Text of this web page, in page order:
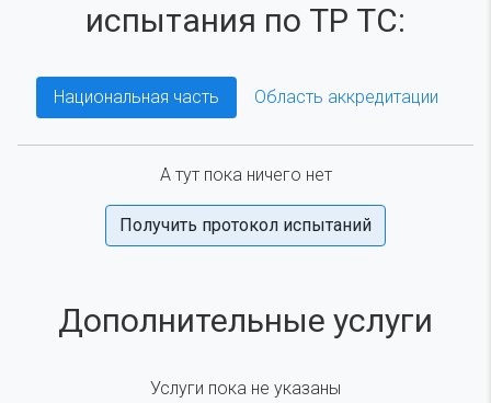
испытания по ТР ТС:
Национальная часть Область аккредитации
А тут пока ничего нет
Получить протокол испытаний
Дополнительные услуги
Услуги пока не указаны